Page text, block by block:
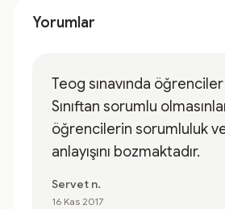
Yorumlar
Teog sınavında öğrenciler
Sınıftan sorumlu
öğrencilerin sorumluluk
anlayışını bozmaktadır.
Servet n.
16 Kas 2017